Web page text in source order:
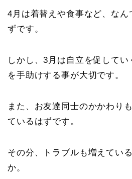
4月は着替えや食事など、なん
ずです。
しかし、3月は自立を促して
を手助けする事が大切です。
また、お友達同士のかかわり
ているはずです。
その分、トラブルも増えてい
か。